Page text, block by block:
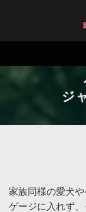
ジ
家族同様の愛犬
ゲージに入れず